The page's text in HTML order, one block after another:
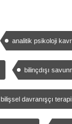
analitik psikoloji
bilinçdışı
bilişsel davranışçı terapi